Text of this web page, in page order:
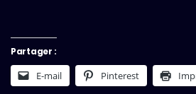
Partager :
E-mail Pinterest